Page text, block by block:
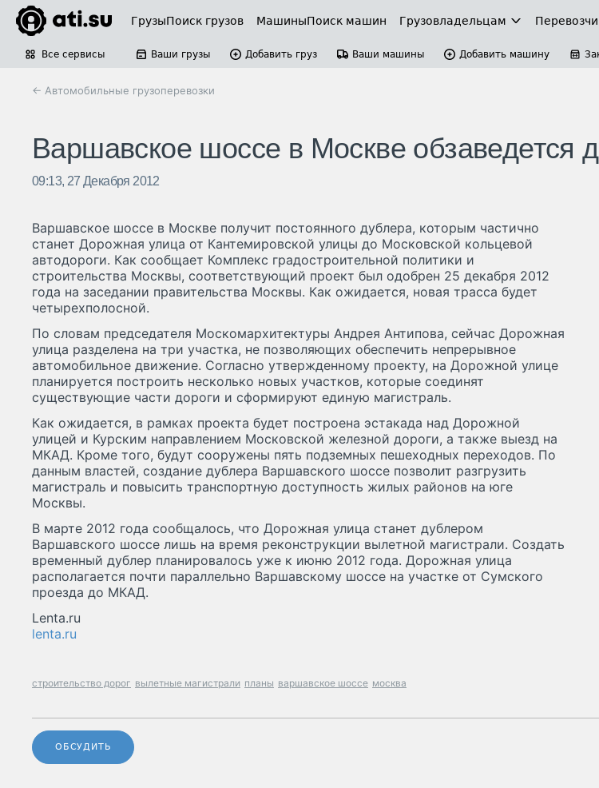
ГрузыПоиск грузов МашиныПоиск машин Грузовладельцам
Все сервисы Ваши грузы Добавить груз Ваши машины Добавить машину
← Автомобильные грузоперевозки
Варшавское шоссе в Москве обзаведется
09:13, 27 Декабря 2012
Варшавское шоссе в Москве получит постоянного дублера, которым частично
станет Дорожная улица от Кантемировской улицы до Московской кольцевой
автодороги. Как сообщает Комплекс градостроительной политики и
строительства Москвы, соответствующий проект был одобрен 25 декабря 2012
года на заседании правительства Москвы. Как ожидается, новая трасса будет
четырехполосной.
По словам председателя Москомархитектуры Андрея Антипова, сейчас Дорожная
улица разделена на три участка, не позволяющих обеспечить непрерывное
автомобильное движение. Согласно утвержденному проекту, на Дорожной улице
планируется построить несколько новых участков, которые соединят
существующие части дороги и сформируют единую магистраль.
Как ожидается, в рамках проекта будет построена эстакада над Дорожной
улицей и Курским направлением Московской железной дороги, а также выезд на
МКАД. Кроме того, будут сооружены пять подземных пешеходных переходов. По
данным властей, создание дублера Варшавского шоссе позволит разгрузить
магистраль и повысить транспортную доступность жилых районов на юге
Москвы.
В марте 2012 года сообщалось, что Дорожная улица станет дублером
Варшавского шоссе лишь на время реконструкции вылетной магистрали. Создать
временный дублер планировалось уже к июню 2012 года. Дорожная улица
располагается почти параллельно Варшавскому шоссе на участке от Сумского
проезда до МКАД.
Lenta.ru
lenta.ru
строительство дорог вылетные магистрали планы варшавское шоссе москва
ОБСУДИТЬ